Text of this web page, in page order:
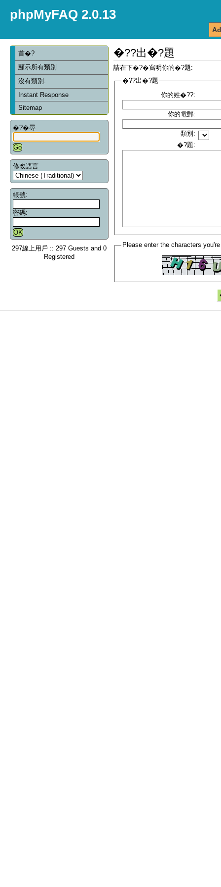
phpMyFAQ 2.0.13
首�?
顯示所有類別
沒有類別.
Instant Response
Sitemap
�?�尋
修改語言
帳號:
密碼:
297線上用戶 :: 297 Guests and 0
Registered
�??出�?題
請在下�?�寫明你的�?題:
�??出�?題
你的姓�??:
你的電郵:
類別:
�?題:
Please enter the characters